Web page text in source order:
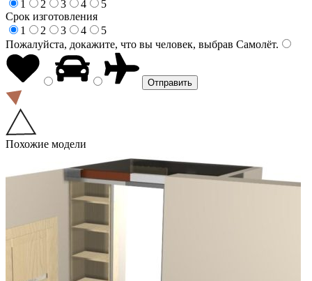
1
2 3 4
5
Срок изготовления
1
2 3 4
5
Пожалуйста, докажите, что вы человек, выбрав Самолёт.
Похожие модели